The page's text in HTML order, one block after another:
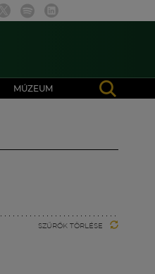
MÚZEUM
SZŰRŐK TÖRLÉSE